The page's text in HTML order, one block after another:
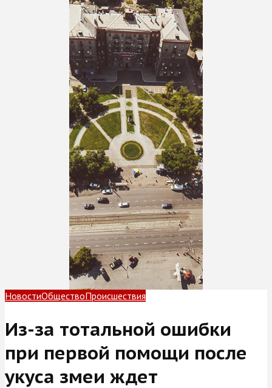
НовостиОбществоПроисшествия
Из-за тотальной ошибки
при первой помощи после
укуса змеи ждет